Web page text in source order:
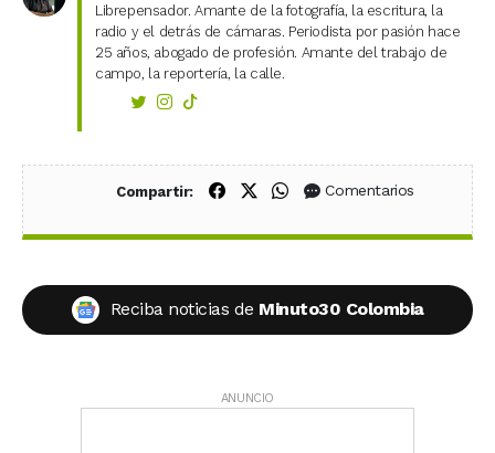
Librepensador. Amante de la fotografía, la escritura, la
radio y el detrás de cámaras. Periodista por pasión hace
25 años, abogado de profesión. Amante del trabajo de
campo, la reportería, la calle.
Compartir: Compartir en Facebook
Compartir en X (Twitter)
Compartir en WhatsApp
Comentarios
Reciba noticias de Minuto30 Colombia
ANUNCIO